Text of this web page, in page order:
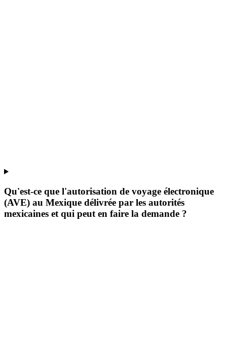
Qu'est-ce que l'autorisation de voyage électronique
(AVE) au Mexique délivrée par les autorités
mexicaines et qui peut en faire la demande ?